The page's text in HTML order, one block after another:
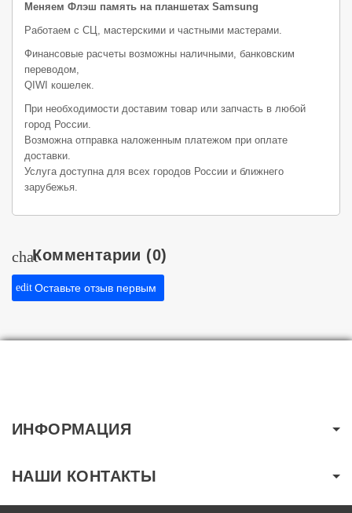
Меняем Флэш память на планшетах Samsung
Работаем с СЦ, мастерскими и частными мастерами.
Финансовые расчеты возможны наличными, банковским
переводом,
QIWI кошелек.
При необходимости доставим товар или запчасть в любой
город России.
Возможна отправка наложенным платежом при оплате
доставки.
Услуга доступна для всех городов России и ближнего
зарубежья.
chatКомментарии (0)
edit Оставьте отзыв первым
ИНФОРМАЦИЯ
НАШИ КОНТАКТЫ